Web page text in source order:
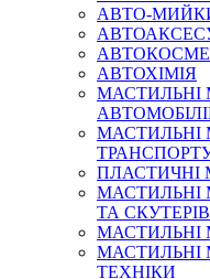
АВТО-
АВТОХІМІЯ
МАСТИЛЬНІ
МАСТИЛЬНІ
ПЛАСТИЧНІ
МАСТИЛЬНІ
ТА СКУТЕРІВ
МАСТИЛЬНІ
МАСТИЛЬНІ
ТЕХНІКИ